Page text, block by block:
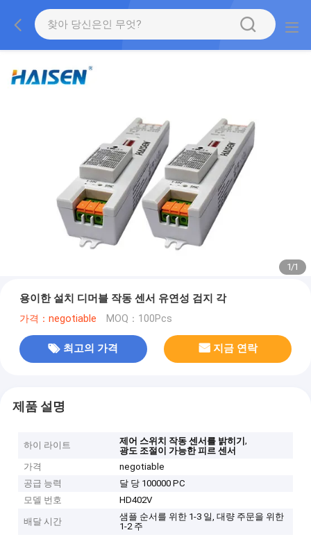
1/1
용이한 설치 디머블 작동 센서 유연성 검지 각
가격：negotiable MOQ：100Pcs
최고의 가격 지금 연락
제품 설명
하이 라이트 제어 스위치 작동 센서를 밝히기,
광도 조절이 가능한 피르 센서
가격
negotiable
공급 능력
달 당 100000 PC
모델 번호
HD402V
배달 시간
샘플 순서를 위한 1-3 일, 대량 주문을 위한
1-2 주